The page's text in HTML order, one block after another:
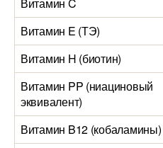
Витамин E (ТЭ)
Витамин H (биотин)
Витамин PP (ниациновый
эквивалент)
Витамин B12 (кобаламины)